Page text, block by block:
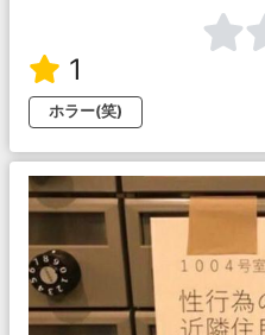
1
ホラー(笑)